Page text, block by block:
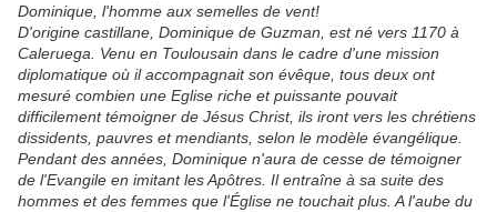
Dominique, l'homme aux semelles de vent!
D'origine castillane, Dominique de Guzman, est né vers 1170 à
Caleruega. Venu en Toulousain dans le cadre d'une mission
diplomatique où il accompagnait son évêque, tous deux ont
mesuré combien une Eglise riche et puissante pouvait
difficilement témoigner de Jésus Christ, ils iront vers les chrétiens
dissidents, pauvres et mendiants, selon le modèle évangélique.
Pendant des années, Dominique n'aura de cesse de témoigner
de l'Evangile en imitant les Apôtres. Il entraîne à sa suite des
hommes et des femmes que l'Église ne touchait plus. A l'aube du